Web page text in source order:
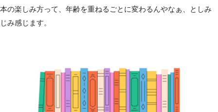
本の楽しみ方って、年齢を重ねるごとに変わるんやなぁ、としみ
じみ感じます。